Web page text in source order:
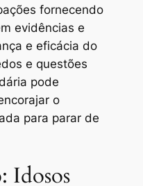
fornecendo
evidências e
e eficácia do
e questões
pode
o
para parar de
Idosos